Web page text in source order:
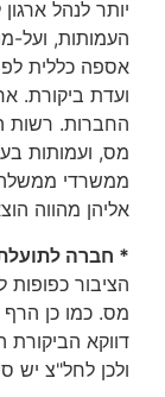
יותר לנהל
העמותות, ועל-
אספה כללית
ועדת ביקורת.
החברות. רשות
מס, ועמותות
ממשרדי ממשלה
אליהן מהווה
* חברה
הציבור
מס. כמו כן הרף
דווקא הביקורת
ולכן לחל"צ יש